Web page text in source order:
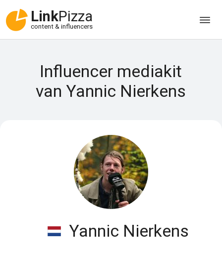
LinkPizza
content & influencers
Influencer mediakit
van Yannic Nierkens
Yannic Nierkens